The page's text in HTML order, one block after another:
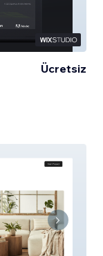
Ücretsiz